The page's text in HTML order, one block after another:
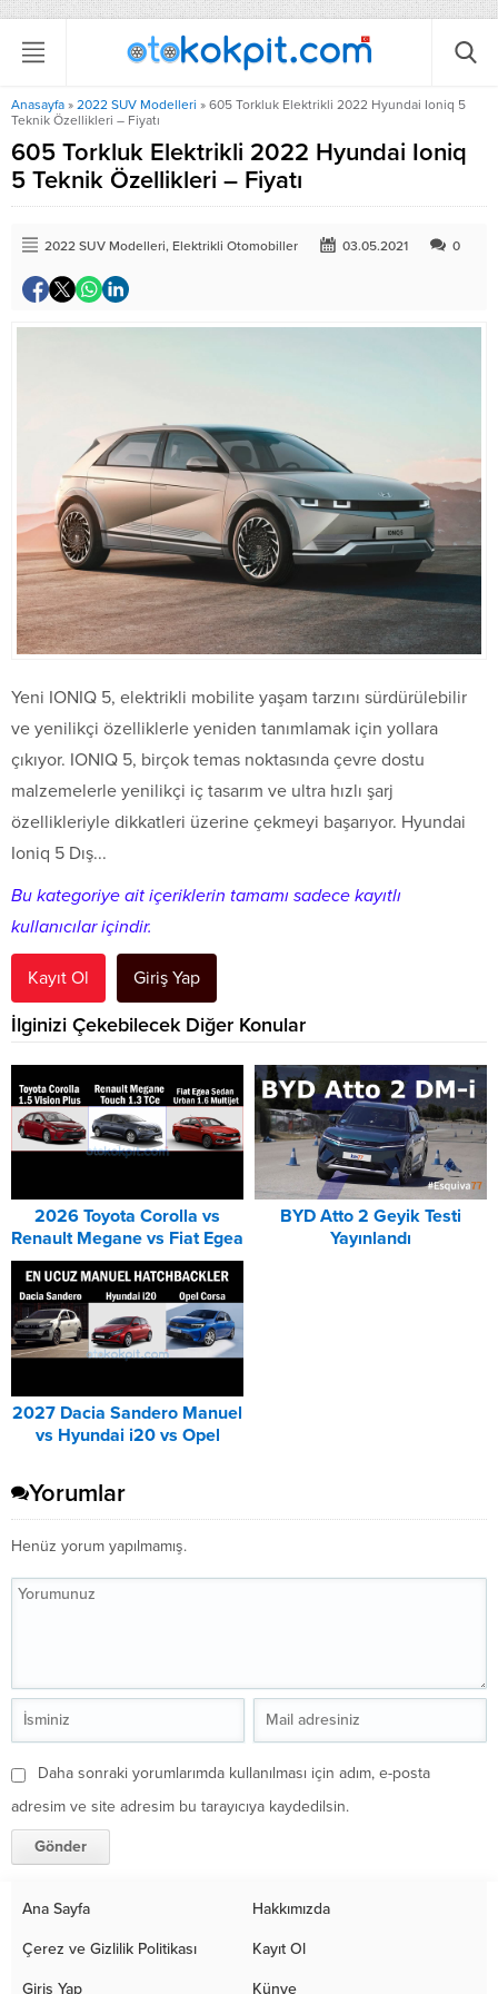
Anasayfa » 2022 SUV Modelleri » 605 Torkluk Elektrikli 2022 Hyundai Ioniq 5
Teknik Özellikleri – Fiyatı
605 Torkluk Elektrikli 2022 Hyundai Ioniq
5 Teknik Özellikleri – Fiyatı
2022 SUV Modelleri, Elektrikli Otomobiller 03.05.2021 0
Yeni IONIQ 5, elektrikli mobilite yaşam tarzını sürdürülebilir
ve yenilikçi özelliklerle yeniden tanımlamak için yollara
çıkıyor. IONIQ 5, birçok temas noktasında çevre dostu
malzemelerle yenilikçi iç tasarım ve ultra hızlı şarj
özellikleriyle dikkatleri üzerine çekmeyi başarıyor. Hyundai
Ioniq 5 Dış...
Bu kategoriye ait içeriklerin tamamı sadece kayıtlı
kullanıcılar içindir.
Kayıt Ol Giriş Yap
İlginizi Çekebilecek Diğer Konular
2026 Toyota Corolla vs
Renault Megane vs Fiat Egea
DCT Karşılaştırması
BYD Atto 2 Geyik Testi
Yayınlandı
2027 Dacia Sandero Manuel
vs Hyundai i20 vs Opel
Yorumlar
Henüz yorum yapılmamış.
Daha sonraki yorumlarımda kullanılması için adım, e-posta
adresim ve site adresim bu tarayıcıya kaydedilsin.
Ana Sayfa Hakkımızda
Çerez ve Gizlilik Politikası Kayıt Ol
Giriş Yap Künye